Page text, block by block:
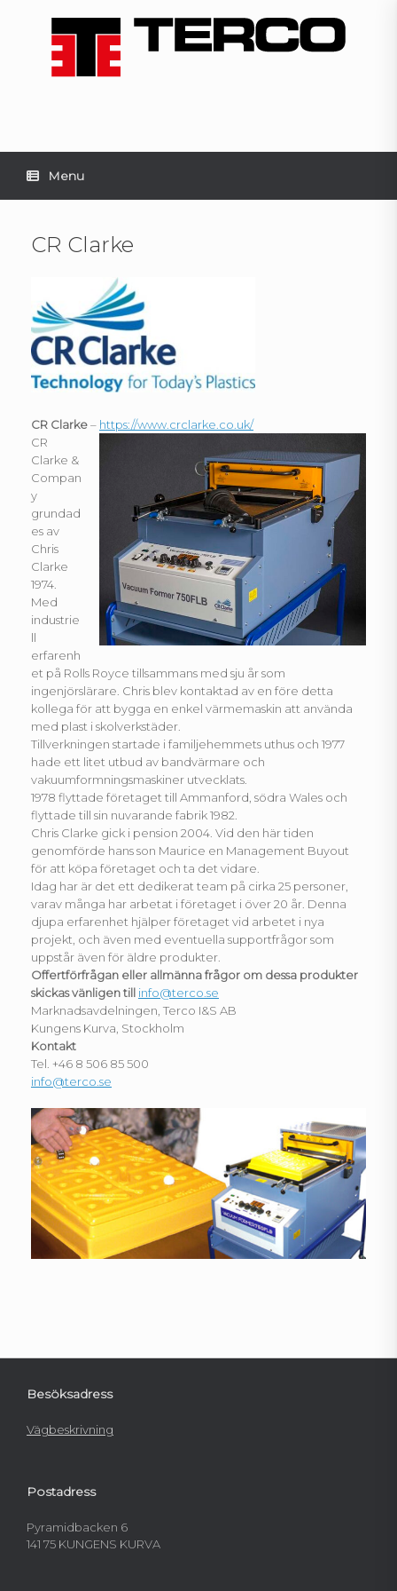
Menu
CR Clarke
CR Clarke– https://www.crclarke.co.uk/
CR
Clarke &
Compan
y
grundad
es av
Chris
Clarke
1974.
Med
industrie
ll
erfarenh
et på Rolls Royce tillsammans med sju år som
ingenjörslärare. Chris blev kontaktad av en före detta
kollega för att bygga en enkel värmemaskin att använda
med plast i skolverkstäder.
Tillverkningen startade i familjehemmets uthus och 1977
hade ett litet utbud av bandvärmare och
vakuumformningsmaskiner utvecklats.
1978 flyttade företaget till Ammanford, södra Wales och
flyttade till sin nuvarande fabrik 1982.
Chris Clarke gick i pension 2004. Vid den här tiden
genomförde hans son Maurice en Management Buyout
för att köpa företaget och ta det vidare.
Idag har är det ett dedikerat team på cirka 25 personer,
varav många har arbetat i företaget i över 20 år. Denna
djupa erfarenhet hjälper företaget vid arbetet i nya
projekt, och även med eventuella supportfrågor som
uppstår även för äldre produkter.
Offertförfrågan eller allmänna frågor om dessa produkter
skickas vänligen till info@terco.se
Marknadsavdelningen, Terco I&S AB
Kungens Kurva, Stockholm
Kontakt
Tel. +46 8 506 85 500
info@terco.se
Besöksadress
Vägbeskrivning
Postadress
Pyramidbacken 6
141 75 KUNGENS KURVA